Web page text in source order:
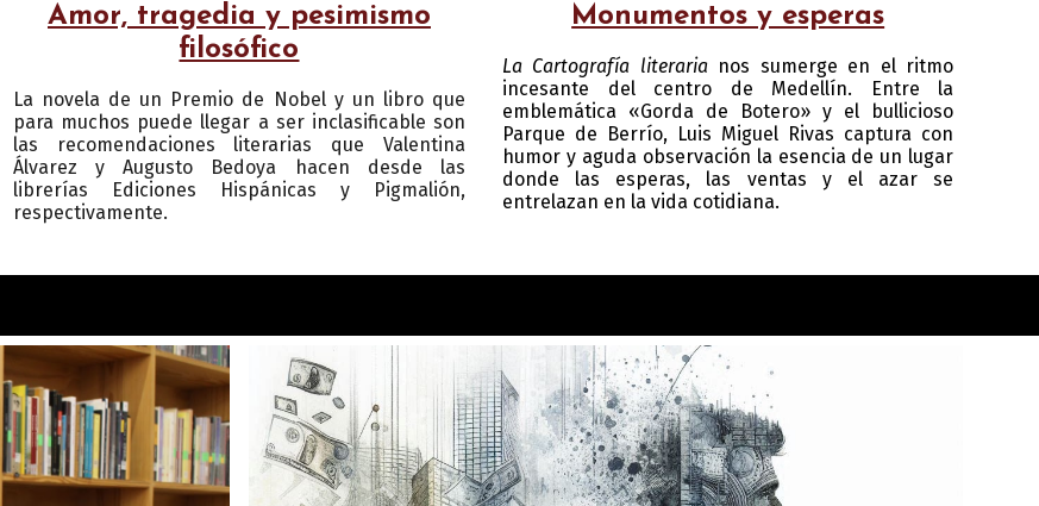
Amor, tragedia y pesimismo
filosófico
La novela de un Premio de Nobel y un libro que
para muchos puede llegar a ser inclasificable son
las recomendaciones literarias que Valentina
Álvarez y Augusto Bedoya hacen desde las
librerías Ediciones Hispánicas y Pigmalión,
respectivamente.
Monumentos y esperas
La Cartografía literarianos sumerge en el ritmo
incesante del centro de Medellín. Entre la
emblemática «Gorda de Botero» y el bullicioso
Parque de Berrío, Luis Miguel Rivas captura con
humor y aguda observación la esencia de un lugar
donde las esperas, las ventas y el azar se
entrelazan en la vida cotidiana.